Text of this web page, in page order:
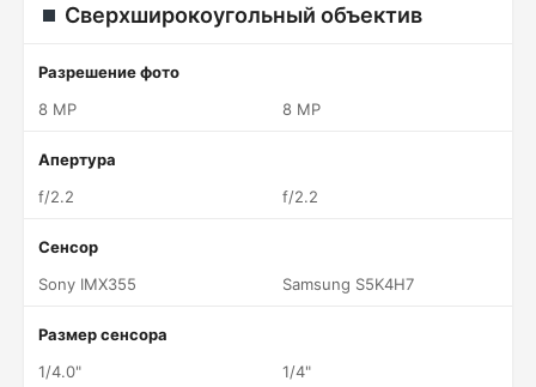
Сверхширокоугольный объектив
Разрешение фото
8 MP
8 MP
Апертура
f/2.2
f/2.2
Сенсор
Sony IMX355
Samsung S5K4H7
Размер сенсора
1/4.0"
1/4"